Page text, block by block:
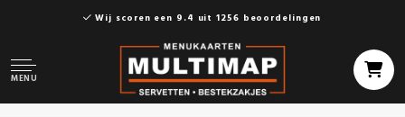
Wij scoren een 9.4 uit 1256 beoordelingen
MENU